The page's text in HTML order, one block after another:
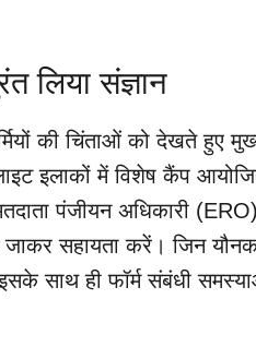
लिया संज्ञान
की चिंताओं को देखते हुए
इलाकों में विशेष कैंप
पंजीयन अधिकारी (ERO)
सहायता करें। जिन
साथ ही फॉर्म संबंधी